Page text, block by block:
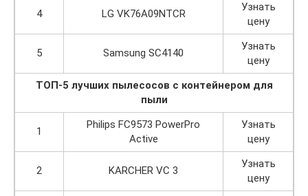
4 LG VK76A09NTCR
Узнать
цену
5 Samsung SC4140
Узнать
цену
ТОП-5 лучших пылесосов с контейнером для
пыли
1
Philips FC9573 PowerPro
Active
Узнать
цену
2 KARCHER VC 3
Узнать
цену